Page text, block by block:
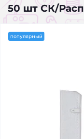
50 шт СК/
популярный